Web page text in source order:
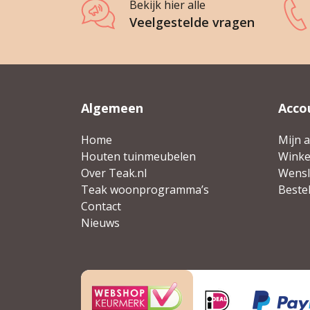
Bekijk hier alle
Veelgestelde vragen
Algemeen
Home
Houten tuinmeubelen
Over Teak.nl
Teak woonprogramma’s
Contact
Nieuws
Mijn